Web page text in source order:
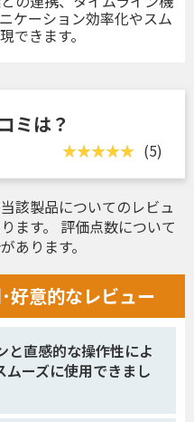
ケーション効率化やスム
できます。
ミは？
(5)
該製品についてのレビュ
ます。 評価点数について
あります。
好意的なレビュー
と直感的な操作性によ
ムーズに使用できまし